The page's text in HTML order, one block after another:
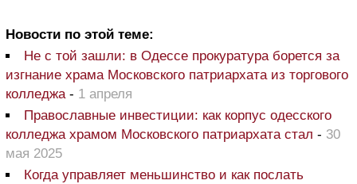
Новости по этой теме:
Не с той зашли: в Одессе прокуратура борется за
изгнание храма Московского патриархата из торгового
колледжа- 1 апреля
Православные инвестиции: как корпус одесского
колледжа храмом Московского патриархата стал - 30
мая 2025
Когда управляет меньшинство и как послать